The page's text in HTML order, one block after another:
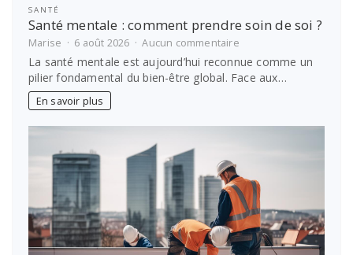
SANTÉ
Santé mentale : comment prendre soin de soi ?
Marise 6 août 2026 Aucun commentairesur
mentale
:
La santé mentale est aujourd’hui reconnue comme un
pilier fondamental du bien-être global. Face aux…
En savoir plus